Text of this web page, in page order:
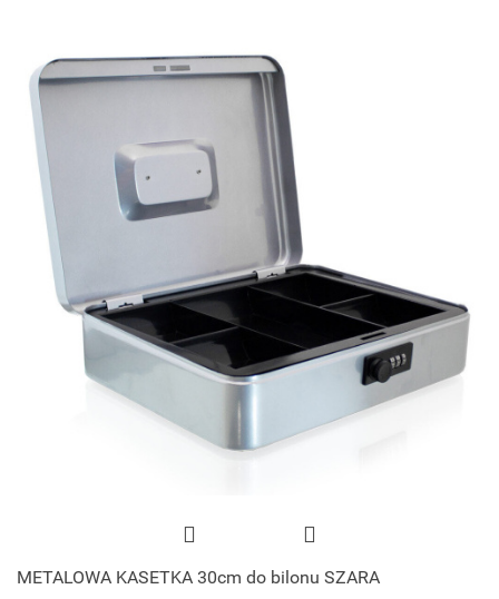
METALOWA KASETKA 30cm do bilonu SZARA